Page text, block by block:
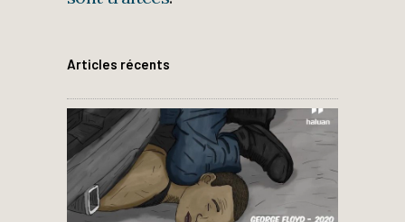
Articles récents